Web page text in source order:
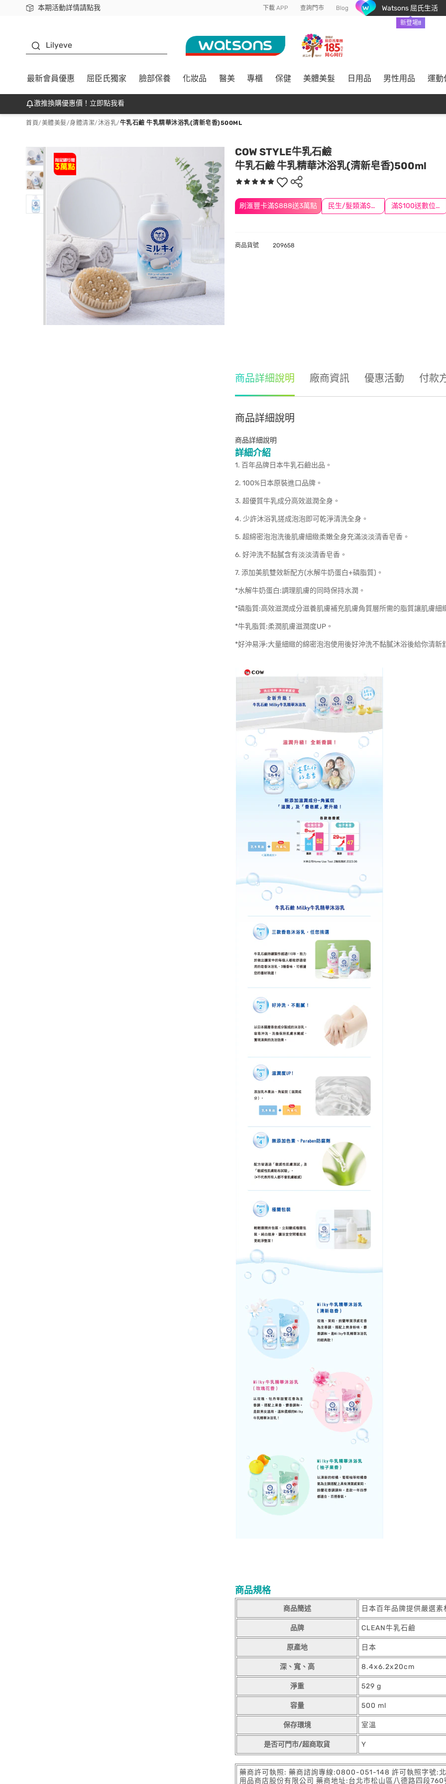
本期活動詳情請點我
下載app最高回饋$350 下載 APP 查詢門市 Blog Watsons 屈氏生活
新登場!!
Lilyeve
最新會員優惠 屈臣氏獨家 臉部保養 化妝品 醫美 專櫃 保健 美體美髮 日用品 男性用品 運動
激推換購優惠價！立即點我看
首頁/美體美髮/身體清潔/沐浴乳/牛乳石鹼 牛乳精華沐浴乳(清新皂香)500ML
COW STYLE牛乳石鹼
牛乳石鹼 牛乳精華沐浴乳(清新皂香)500ml
刷滙豐卡滿$888送3萬點 民生/髮類滿$388送舒潔冰巾 滿$100送數位印花
商品貨號 209658
商品詳細說明 廠商資訊 優惠活動 付款
商品詳細說明
商品詳細說明
詳細介紹
1. 百年品牌日本牛乳石鹼­­出品。
2. 100%日本原裝進口品牌。
3. 超優質牛乳成分高效滋潤全身。
4. 少許沐浴乳搓成泡泡即可乾淨清洗全身。
5. 超綿密泡泡洗後肌膚細緻柔嫩全身充滿淡淡清香皂香。
6. 好沖洗不黏膩含有淡淡清香皂香。
7. 添加美肌雙效新配方(水解牛奶蛋白+磷脂質)。
*水解牛奶蛋白:調理肌膚的同時保持水潤。
*磷脂質:高效滋潤成分滋養肌膚補充肌膚角質層所需的脂質讓肌膚細
*牛乳脂質:柔潤肌膚滋潤度UP。
*好沖易淨:大量細緻的綿密泡泡使用後好沖洗不黏膩沐浴後給你清新
商品規格
商品簡述 日本百年品牌提供嚴選素
品牌 CLEAN牛乳石鹼
原產地 日本
深、寬、高 8.4x6.2x20cm
淨重 529 g
容量 500 ml
保存環境 室溫
是否可門市/超商取貨 Y
藥商許可執照: 藥商諮詢專線:0800-051-148 許可執照字號:
用品商店股份有限公司 藥商地址:台北市松山區八德路四段